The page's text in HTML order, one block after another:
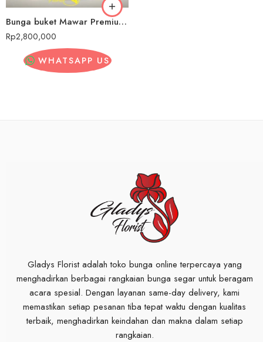
Bunga buket Mawar Premium Bangka Belitung
Rp2,800,000
WHATSAPP US
Gladys Florist adalah toko bunga online terpercaya yang
menghadirkan berbagai rangkaian bunga segar untuk beragam
acara spesial. Dengan layanan same-day delivery, kami
memastikan setiap pesanan tiba tepat waktu dengan kualitas
terbaik, menghadirkan keindahan dan makna dalam setiap
rangkaian.